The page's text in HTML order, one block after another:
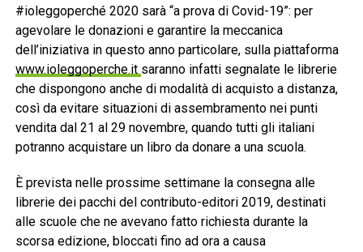
#ioleggoperché 2020 sarà “a prova di Covid-19”: per
agevolare le donazioni e garantire la meccanica
dell’iniziativa in questo anno particolare, sulla piattaforma
www.ioleggoperche.it saranno infatti segnalate le librerie
che dispongono anche di modalità di acquisto a distanza,
così da evitare situazioni di assembramento nei punti
vendita dal 21 al 29 novembre, quando tutti gli italiani
potranno acquistare un libro da donare a una scuola.
È prevista nelle prossime settimane la consegna alle
librerie dei pacchi del contributo-editori 2019, destinati
alle scuole che ne avevano fatto richiesta durante la
scorsa edizione, bloccati fino ad ora a causa